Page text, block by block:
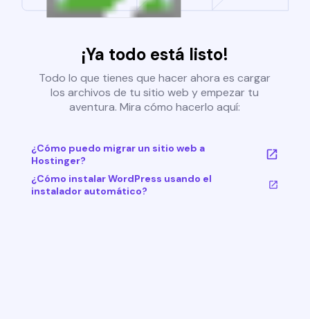
¡Ya todo está listo!
Todo lo que tienes que hacer ahora es cargar
los archivos de tu sitio web y empezar tu
aventura. Mira cómo hacerlo aquí:
¿Cómo puedo migrar un sitio web a
Hostinger?
¿Cómo instalar WordPress usando el
instalador automático?